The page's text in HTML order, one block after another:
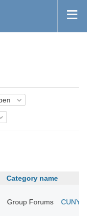
Category name
Group Forums CUNY